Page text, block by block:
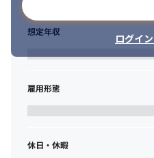
ログイ
想定年収
雇用形態
休日・休暇